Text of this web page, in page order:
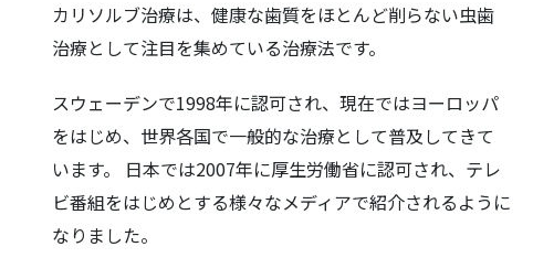
カリソルブ治療は、健康な歯質をほとんど削らない虫歯
治療として注目を集めている治療法です。
スウェーデンで1998年に認可され、現在ではヨーロッパ
をはじめ、世界各国で一般的な治療として普及してきて
います。 日本では2007年に厚生労働省に認可され、テレ
ビ番組をはじめとする様々なメディアで紹介されるように
なりました。